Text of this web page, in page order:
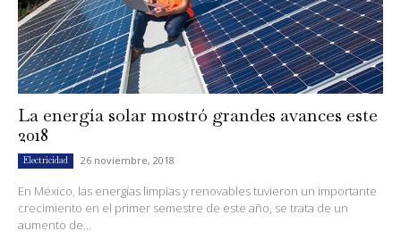
La energía solar mostró grandes avances este
2018
Electricidad 26 noviembre, 2018
En México, las energías limpias y renovables tuvieron un importante
crecimiento en el primer semestre de este año, se trata de un
aumento de...